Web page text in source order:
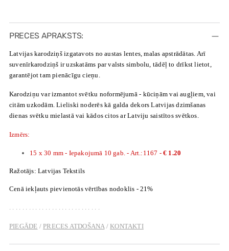
Adding
product
your
cart
PRECES APRAKSTS:
Latvijas karodziņš izgatavots no austas lentes, malas apstrādātas. Arī
suvenīrkarodziņš ir uzskatāms par valsts simbolu, tādēļ to drīkst lietot,
garantējot tam pienācīgu cieņu.
Karodziņu var izmantot svētku noformējumā - kūciņām vai augļiem, vai
citām uzkodām. Lieliski noderēs kā galda dekors Latvijas dzimšanas
dienas svētku mielastā vai kādos citos ar Latviju saistītos svētkos.
Izmērs:
15 x 30 mm - Iepakojumā 10 gab. - Art.:1167 - € 1.20
Ražotājs: Latvijas Tekstils
Cenā iekļauts pievienotās vērtības nodoklis - 21%
. . . . . . . . . . . . . . . . . . . . . . . . . . . .
PIEGĀDE /PRECES ATDOŠANA/KONTAKTI